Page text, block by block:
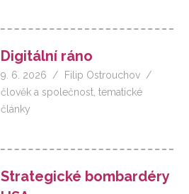
Digitální ráno
9. 6. 2026
Filip Ostrouchov
člověk a společnost ,tematické
články
Strategické bombardéry